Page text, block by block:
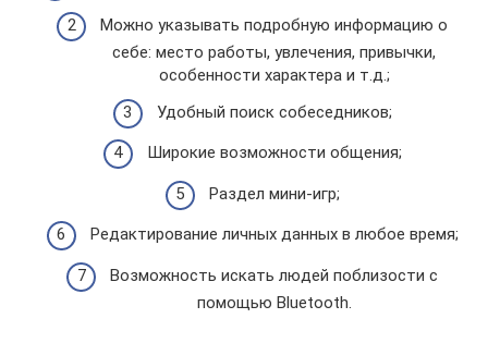
Можно указывать подробную информацию о
себе: место работы, увлечения, привычки,
особенности характера и т.д.;
Удобный поиск собеседников;
Широкие возможности общения;
Раздел мини-игр;
Редактирование личных данных в любое время;
Возможность искать людей поблизости с
помощью Bluetooth.